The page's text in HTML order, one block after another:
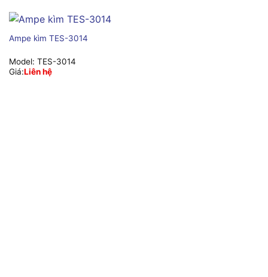
Ampe kìm TES-3014
Model: TES-3014
Giá:Liên hệ